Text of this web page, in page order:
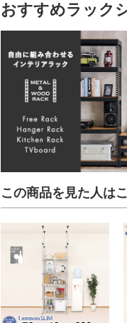
おすすめラック
この商品を見た人は